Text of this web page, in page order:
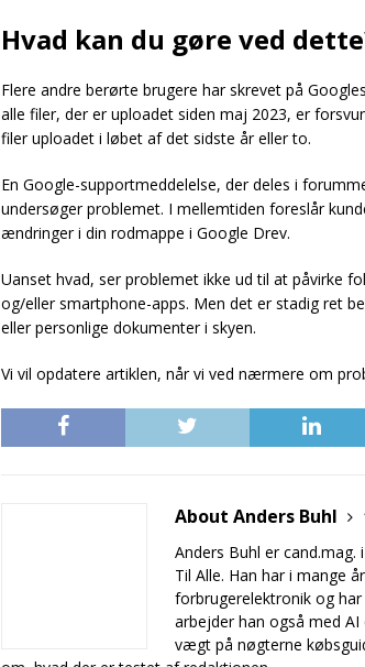
Hvad kan du gøre ved
Flere andre berørte brugere har skrevet på
alle filer, der er uploadet siden maj 2023, er
filer uploadet i løbet af det sidste år eller to.
En Google-supportmeddelelse, der deles i
undersøger problemet. I mellemtiden foreslår
ændringer i din rodmappe i Google Drev.
Uanset hvad, ser problemet ikke ud til at påvirke
og/eller smartphone-apps. Men det er stadig ret
eller personlige dokumenter i skyen.
Vi vil opdatere artiklen, når vi ved nærmere om
About Anders Buhl
Anders Buhl er
Til Alle. Han har i mange
forbrugerelektronik og
arbejder han også med
vægt på nøgterne